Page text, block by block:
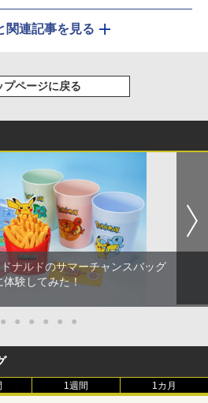
関連記事を見る
プページに戻る
ナルドのサマーチャンスバッグ
体験してみた！
● ● ● ● ● ●
1週間 1カ月